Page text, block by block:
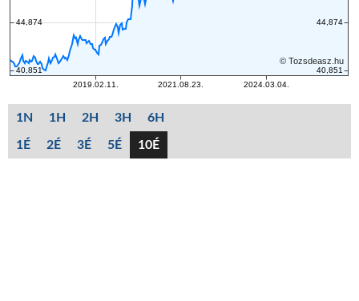
1N 1H 2H 3H 6H
1É 2É 3É 5É 10É